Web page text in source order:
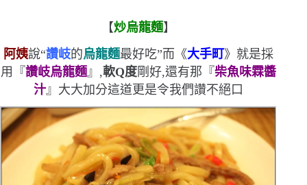
【炒烏龍麵】
阿姨說“讚岐的烏龍麵最好吃”而《大手町》就是採
用『讚岐烏龍麵』,軟Q度剛好,還有那『柴魚味霖醬
汁』大大加分這道更是令我們讚不絕口